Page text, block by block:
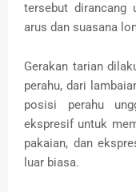
tersebut dirancang
arus dan suasana
Gerakan tarian
perahu, dari
posisi perahu
ekspresif untuk
pakaian, dan
luar biasa.